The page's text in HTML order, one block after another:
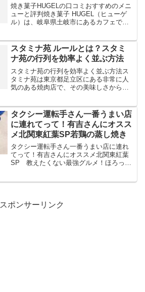
焼き菓子HUGELの口コミおすすめのメニ
ューと評判焼き菓子 HUGEL（ヒューゲ
ル）は、岐阜県土岐市にあるカフェで、
いくつかご紹介します。ロールケーキ: ふ
んわりとした...
スタミナ苑 ルールとは？スタミ
ナ苑の行列を効率よく並ぶ方法
スタミナ苑の行列を効率よく並ぶ方法ス
タミナ苑は東京都足立区にある非常に人
気のある焼肉店で、その美味しさから多
らず、訪れる全ての人が行列に並ぶ必要
があります。また、入店時...
タクシー運転手さん一番うまい店
に連れてって！有吉さんにオスス
メ北関東紅葉SP若鶏の蒸し焼き
タクシー運転手さん一番うまい店に連れ
てって！有吉さんにオススメ北関東紅葉
SP 教えたくない最強グルメ！ほろっほ
スポンサーリンク